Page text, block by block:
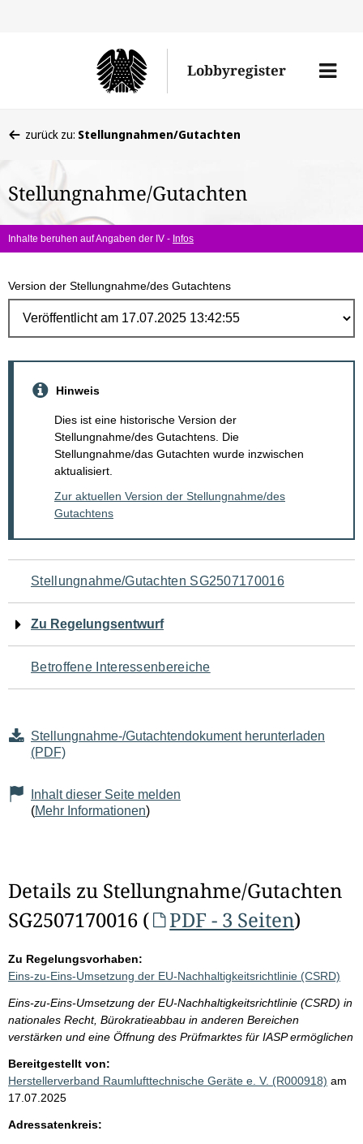
Lobbyregister
Menü
befinden
hier:
zurück zu: Stellungnahmen/Gutachten
Stellungnahme/Gutachten
Inhalte beruhen auf Angaben der IV - Infos
Version der Stellungnahme/des Gutachtens
Hinweis
Dies ist eine historische Version der
Stellungnahme/des Gutachtens. Die
Stellungnahme/das Gutachten wurde inzwischen
aktualisiert.
Zur aktuellen Version der Stellungnahme/des
Gutachtens
Navigation
für
den
Seiteninhalt
Stellungnahme/Gutachten SG2507170016
Zu Regelungsentwurf
Betroffene Interessenbereiche
Stellungnahme-/Gutachtendokument herunterladen
(PDF)
Inhalt dieser Seite melden
(Mehr Informationen)
Details zu Stellungnahme/Gutachten
SG2507170016 (
PDF - 3 Seiten)
Zu Regelungsvorhaben:
Eins-zu-Eins-Umsetzung der EU-Nachhaltigkeitsrichtlinie (CSRD)
Eins-zu-Eins-Umsetzung der EU-Nachhaltigkeitsrichtlinie (CSRD) in
nationales Recht, Bürokratieabbau in anderen Bereichen
verstärken und eine Öffnung des Prüfmarktes für IASP ermöglichen
Bereitgestellt von:
Herstellerverband Raumlufttechnische Geräte e. V. (R000918) am
17.07.2025
Adressatenkreis: